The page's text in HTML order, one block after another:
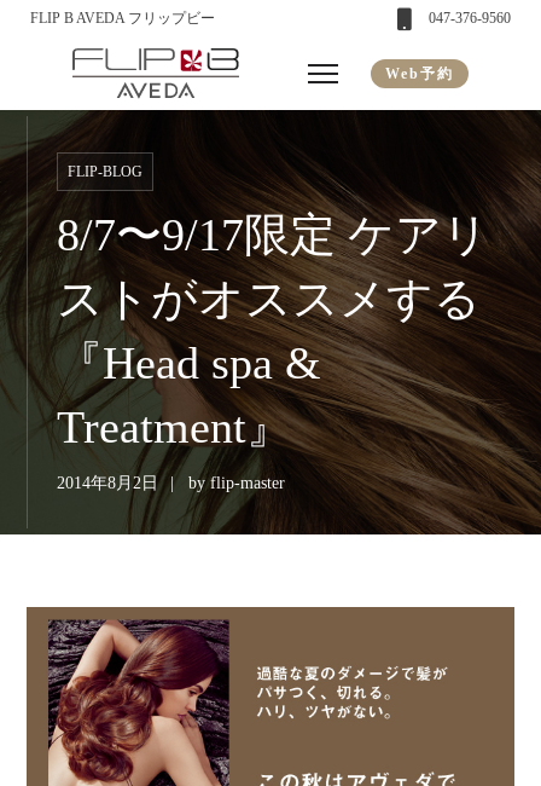
FLIP B AVEDA フリップビー 047-376-9560
Web予約
FLIP-BLOG
8/7〜9/17限定 ケアリ
ストがオススメする
『Head spa &
Treatment』
2014年8月2日 byflip-master